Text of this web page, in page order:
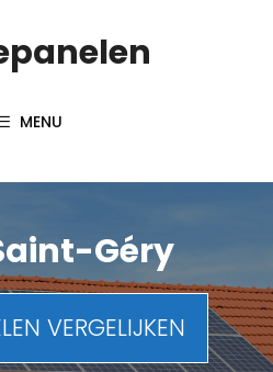
MENU
Géry
VERGELIJKEN